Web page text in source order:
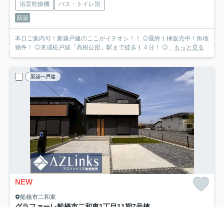
浴室乾燥機
バス・トイレ別
新築
本日ご案内可！新築戸建のここがイチオシ！！ ◎最終１棟販売中！角地
物件！ ◎京成松戸線「高根公団」駅まで徒歩１４分！ ◎... もっと見る
新築一戸建
NEW
船橋市二和東